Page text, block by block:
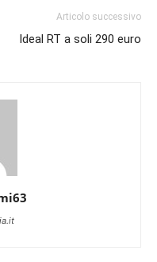
Articolo successivo
Ideal RT a soli 290 euro